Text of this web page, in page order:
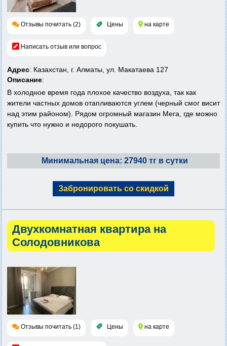
Отзывы почитать (2) Цены на карте
Написать отзыв или вопрос
Адрес: Казахстан, г. Алматы, ул. Макатаева 127
Описание:
В холодное время года плохое качество воздуха, так как
жители частных домов отапливаются углем (черный смог висит
над этим районом). Рядом огромный магазин Мега, где можно
купить что нужно и недорого покушать.
Минимальная цена: 27940 тг в сутки
Забронировать со скидкой
Двухкомнатная квартира на
Солодовникова
Отзывы почитать (1) Цены на карте